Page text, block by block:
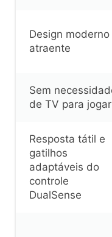
Design moderno
atraente
Sem
de TV para jogar
Resposta tátil e
gatilhos
adaptáveis do
controle
DualSense